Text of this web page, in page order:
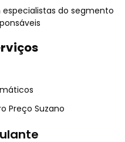
do segmento
Preço Suzano